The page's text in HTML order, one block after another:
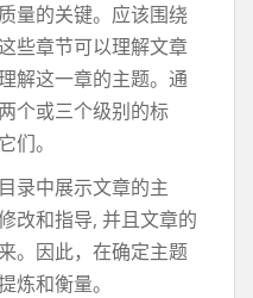
量的关键。应该围绕
些章节可以理解文章
解这一章的主题。通
个或三个级别的标
们。
录中展示文章的主
改和指导, 并且文章的
。因此，在确定主题
炼和衡量。